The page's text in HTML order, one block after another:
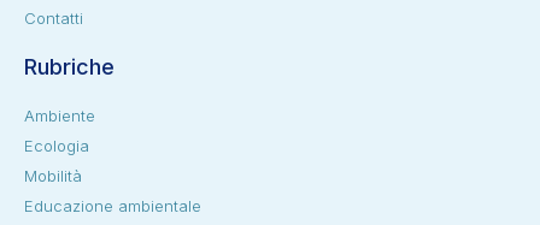
Contatti
Rubriche
Ambiente
Ecologia
Mobilità
Educazione ambientale